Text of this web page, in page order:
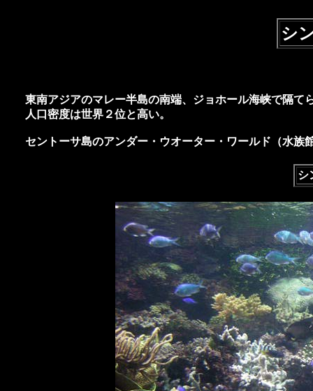
シ
東南アジアのマレー半島の南端、ジョホール海峡で隔て
人口密度は世界２位と高い。
セントーサ島のアンダー・ウオーター・ワールド（水
シ